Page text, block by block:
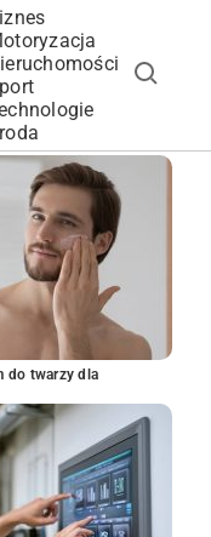
do twarzy dla